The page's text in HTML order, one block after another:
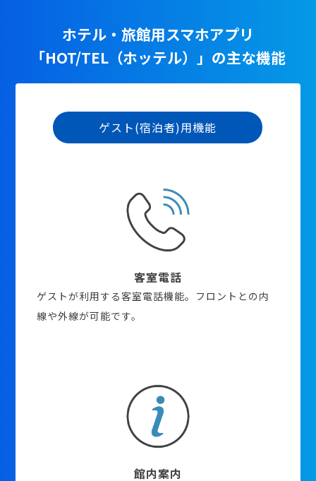
ホテル・旅館用スマホアプリ
「HOT/TEL（ホッテル）」の主な機能
ゲスト(宿泊者)用機能
客室電話
ゲストが利用する客室電話機能。フロントとの内
線や外線が可能です。
館内案内